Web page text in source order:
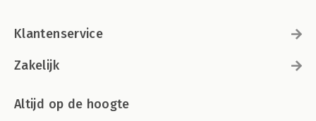
Klantenservice
Zakelijk
Altijd op de hoogte